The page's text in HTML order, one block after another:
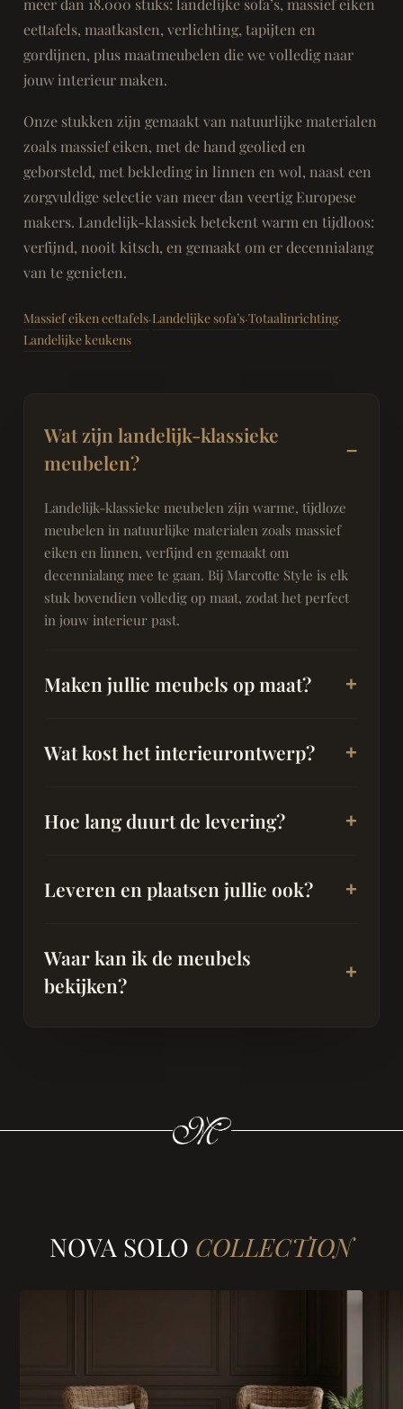
meer dan 18.000 stuks: landelijke sofa’s, massief eiken
eettafels, maatkasten, verlichting, tapijten en
gordijnen, plus maatmeubelen die we volledig naar
jouw interieur maken.
Onze stukken zijn gemaakt van natuurlijke materialen
zoals massief eiken, met de hand geolied en
geborsteld, met bekleding in linnen en wol, naast een
zorgvuldige selectie van meer dan veertig Europese
makers. Landelijk-klassiek betekent warm en tijdloos:
verfijnd, nooit kitsch, en gemaakt om er decennialang
van te genieten.
Massief eiken eettafels·Landelijke sofa’s·Totaalinrichting·
Landelijke keukens
Wat zijn landelijk-klassieke
meubelen?
Landelijk-klassieke meubelen zijn warme, tijdloze
meubelen in natuurlijke materialen zoals massief
eiken en linnen, verfijnd en gemaakt om
decennialang mee te gaan. Bij Marcotte Style is elk
stuk bovendien volledig op maat, zodat het perfect
in jouw interieur past.
Maken jullie meubels op maat?
Wat kost het interieurontwerp?
Hoe lang duurt de levering?
Leveren en plaatsen jullie ook?
Waar kan ik de meubels
bekijken?
NOVA SOLO COLLECTION